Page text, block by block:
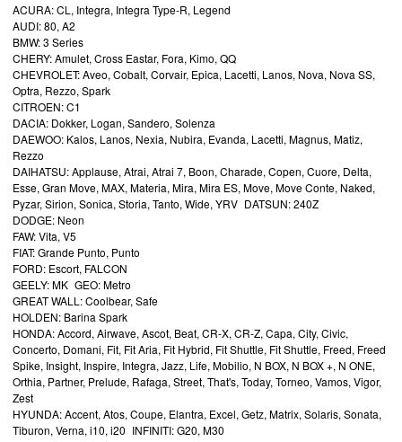
ACURA: CL, Integra, Integra Type-R, Legend
AUDI: 80, A2
BMW: 3 Series
CHERY: Amulet, Cross Eastar, Fora, Kimo, QQ
CHEVROLET: Aveo, Cobalt, Corvair, Epica, Lacetti, Lanos, Nova, Nova SS,
Optra, Rezzo, Spark
CITROEN: C1
DACIA: Dokker, Logan, Sandero, Solenza
DAEWOO: Kalos, Lanos, Nexia, Nubira, Evanda, Lacetti, Magnus, Matiz,
Rezzo
DAIHATSU: Applause, Atrai, Atrai 7, Boon, Charade, Copen, Cuore, Delta,
Esse, Gran Move, MAX, Materia, Mira, Mira ES, Move, Move Conte, Naked,
Pyzar, Sirion, Sonica, Storia, Tanto, Wide, YRV DATSUN: 240Z
DODGE: Neon
FAW: Vita, V5
FIAT: Grande Punto, Punto
FORD: Escort, FALCON
GEELY: MK GEO: Metro
GREAT WALL: Coolbear, Safe
HOLDEN: Barina Spark
HONDA: Accord, Airwave, Ascot, Beat, CR-X, CR-Z, Capa, City, Civic,
Concerto, Domani, Fit, Fit Aria, Fit Hybrid, Fit Shuttle, Fit Shuttle, Freed, Freed
Spike, Insight, Inspire, Integra, Jazz, Life, Mobilio, N BOX, N BOX +, N ONE,
Orthia, Partner, Prelude, Rafaga, Street, That's, Today, Torneo, Vamos, Vigor,
Zest
HYUNDA: Accent, Atos, Coupe, Elantra, Excel, Getz, Matrix, Solaris, Sonata,
Tiburon, Verna, i10, i20 INFINITI: G20, M30